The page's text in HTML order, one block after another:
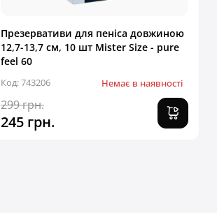
Презервативи для пеніса довжиною
12,7-13,7 см, 10 шт Mister Size - pure
feel 60
Код: 743206 Немає в наявності
299 грн.
245 грн.